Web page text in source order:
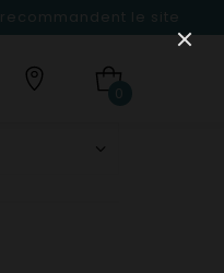
recommandent le site
0